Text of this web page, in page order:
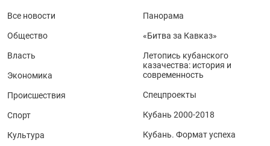
Все новости
Общество
Власть
Экономика
Происшествия
Спорт
Культура
Панорама
«Битва за Кавказ»
Летопись кубанского
казачества: история и
современность
Спецпроекты
Кубань 2000-2018
Кубань. Формат успеха